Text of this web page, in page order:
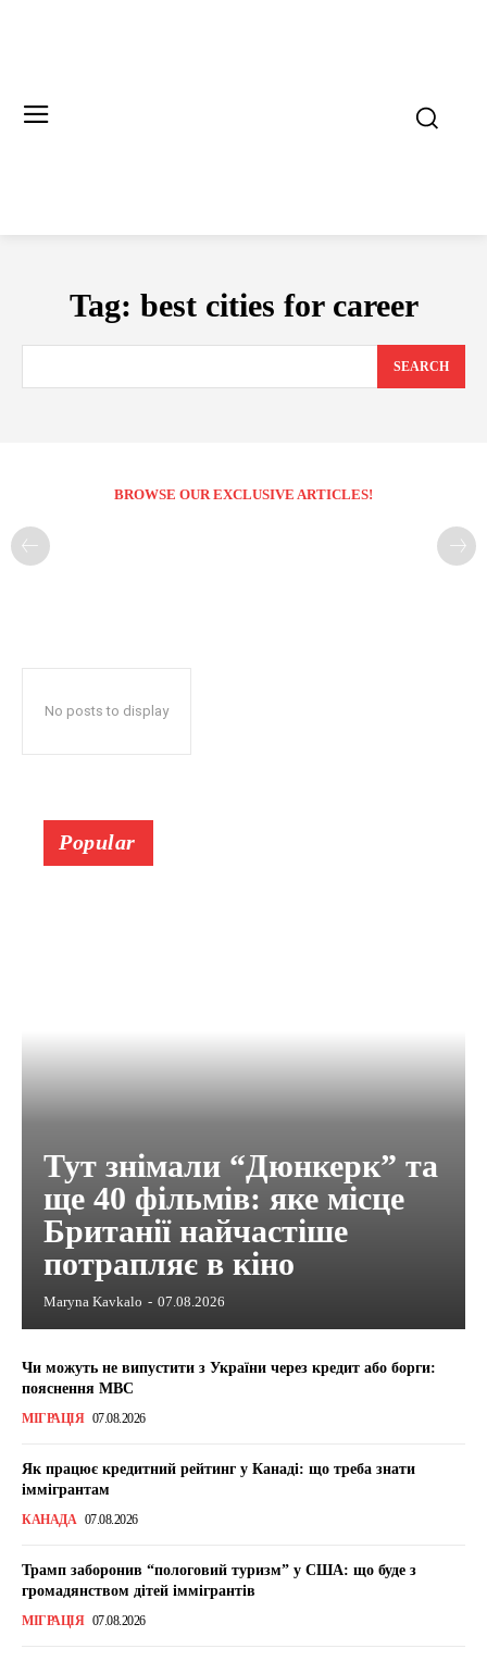
Tag: best cities for career
SEARCH
BROWSE OUR EXCLUSIVE ARTICLES!
No posts to display
Popular
Тут знімали “Дюнкерк” та
ще 40 фільмів: яке місце
Британії найчастіше
потрапляє в кіно
Maryna Kavkalo - 07.08.2026
Чи можуть не випустити з України через кредит або борги:
пояснення МВС
МІГРАЦІЯ 07.08.2026
Як працює кредитний рейтинг у Канаді: що треба знати
іммігрантам
КАНАДА 07.08.2026
Трамп заборонив “пологовий туризм” у США: що буде з
громадянством дітей іммігрантів
МІГРАЦІЯ 07.08.2026